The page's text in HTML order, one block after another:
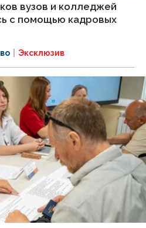
вузов и колледжей
с помощью кадровых
Эксклюзив